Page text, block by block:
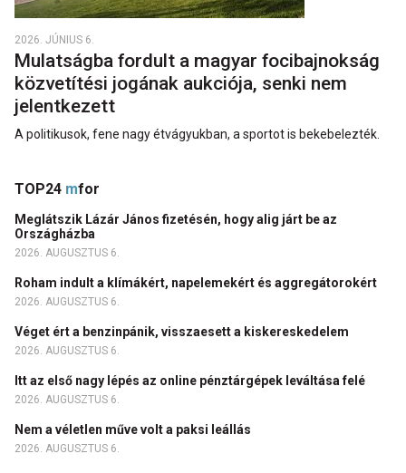
2026. JÚNIUS 6.
Mulatságba fordult a magyar focibajnokság
közvetítési jogának aukciója, senki nem
jelentkezett
A politikusok, fene nagy étvágyukban, a sportot is bekebelezték.
TOP24 mfor
Meglátszik Lázár János fizetésén, hogy alig járt be az
Országházba
2026. AUGUSZTUS 6.
Roham indult a klímákért, napelemekért és aggregátorokért
2026. AUGUSZTUS 6.
Véget ért a benzinpánik, visszaesett a kiskereskedelem
2026. AUGUSZTUS 6.
Itt az első nagy lépés az online pénztárgépek leváltása felé
2026. AUGUSZTUS 6.
Nem a véletlen műve volt a paksi leállás
2026. AUGUSZTUS 6.